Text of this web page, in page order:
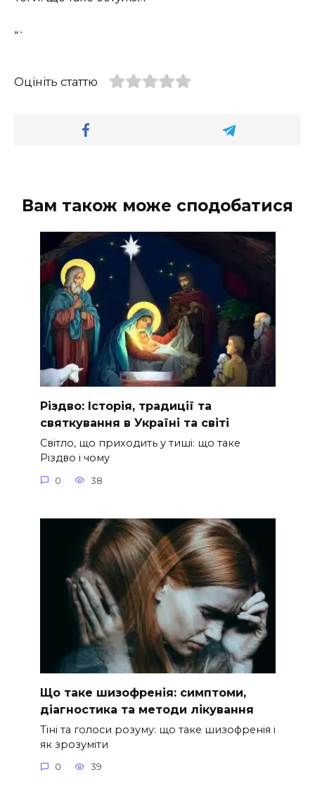
“`
Оцініть статтю
Вам також може сподобатися
Різдво: Історія, традиції та
святкування в Україні та світі
Світло, що приходить у тиші: що таке
Різдво і чому
0 38
Що таке шизофренія: симптоми,
діагностика та методи лікування
Тіні та голоси розуму: що таке шизофренія і
як зрозуміти
0 39